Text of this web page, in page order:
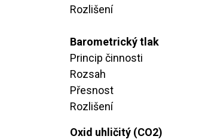
Rozlišení
Barometrický tlak
Princip činnosti
Rozsah
Přesnost
Rozlišení
Oxid uhličitý (CO2)